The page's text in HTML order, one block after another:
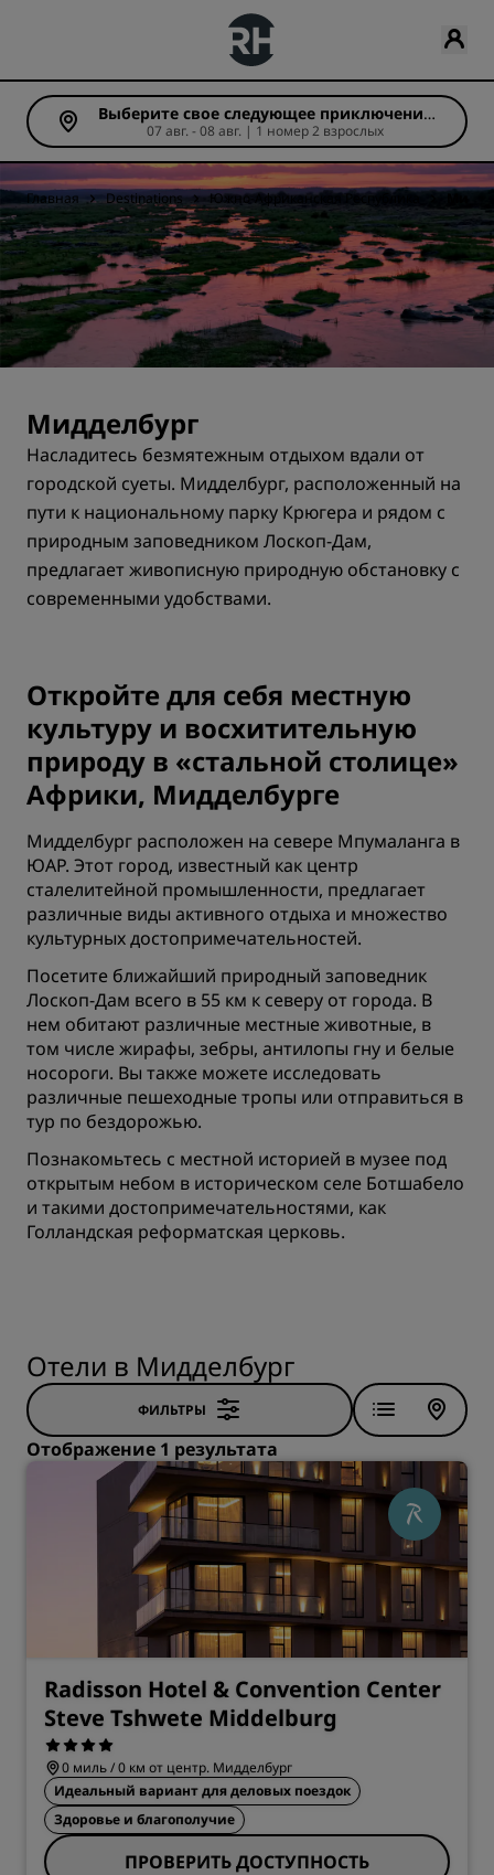
Выберите свое следующее приключение
(Число ночей: 1)07 авг. - 08 авг. | 1 номер 2 взрослых
Главная Destinations Южно-Африканская Республика
Мидделбург
Насладитесь безмятежным отдыхом вдали от
городской суеты. Мидделбург, расположенный на
пути к национальному парку Крюгера и рядом с
природным заповедником Лоскоп-Дам,
предлагает живописную природную обстановку с
современными удобствами.
Откройте для себя местную
культуру и восхитительную
природу в «стальной столице»
Африки, Мидделбурге
Мидделбург расположен на севере Мпумаланга в
ЮАР. Этот город, известный как центр
сталелитейной промышленности, предлагает
различные виды активного отдыха и множество
культурных достопримечательностей.
Посетите ближайший природный заповедник
Лоскоп-Дам всего в 55 км к северу от города. В
нем обитают различные местные животные, в
том числе жирафы, зебры, антилопы гну и белые
носороги. Вы также можете исследовать
различные пешеходные тропы или отправиться в
тур по бездорожью.
Познакомьтесь с местной историей в музее под
открытым небом в историческом селе Ботшабело
и такими достопримечательностями, как
Голландская реформатская церковь.
Отели в Мидделбург
ФИЛЬТРЫ
Отображение 1 результата
Radisson Hotel & Convention Center
Steve Tshwete Middelburg
0 миль / 0 км от центр. Мидделбург
Идеальный вариант для деловых поездок
Здоровье и благополучие
ПРОВЕРИТЬ ДОСТУПНОСТЬ